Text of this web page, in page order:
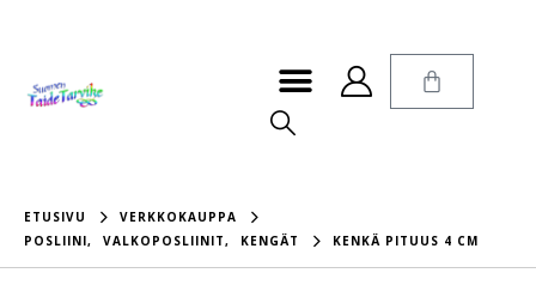
ETUSIVU
VERKKOKAUPPA
POSLIINI, VALKOPOSLIINIT, KENGÄT KENKÄ PITUUS 4 CM